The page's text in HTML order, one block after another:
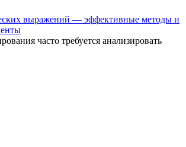
выражений — эффективные методы и
часто требуется анализировать